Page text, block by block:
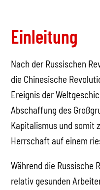
Einleitung
Nach der Russischen
die Chinesische
Ereignis der
Abschaffung des
Kapitalismus und somit
Herrschaft auf einem
Während die Russische
relativ gesunden